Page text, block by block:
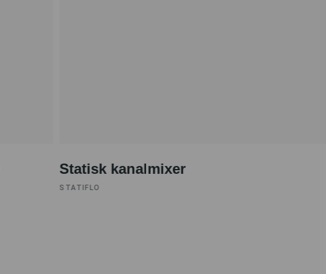
Statisk kanalmixer
STATIFLO